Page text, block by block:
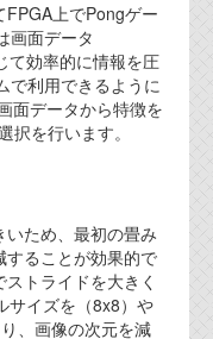
上でPongゲー
画面データ
て効率的に情報を圧
で利用できるように
面データから特徴を
択を行います。
いため、最初の畳み
ることが効果的で
トライドを大きく
サイズを（8x8）や
、画像の次元を減